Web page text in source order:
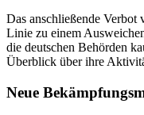
Das anschließende
Linie zu einem
die deutschen Behörden
Überblick über ihre
Neue